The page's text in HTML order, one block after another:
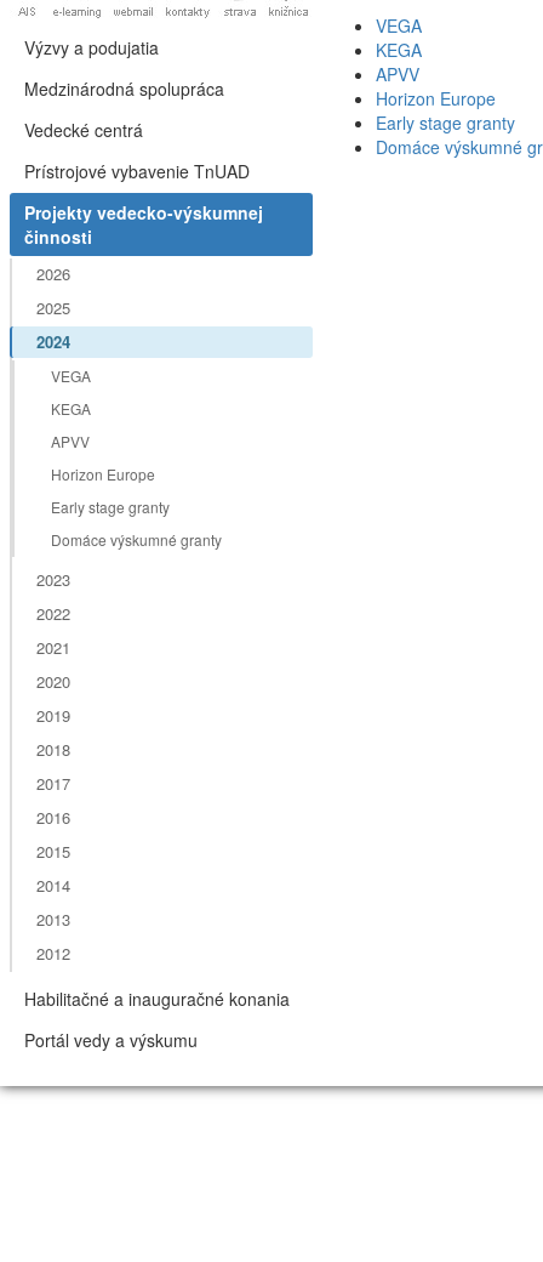
VEGA
KEGA
APVV
Horizon Europe
Early stage granty
Domáce výskumné
Výzvy a podujatia
Medzinárodná spolupráca
Vedecké centrá
Prístrojové vybavenie TnUAD
Projekty vedecko-výskumnej
činnosti
2026
2025
2024
VEGA
KEGA
APVV
Horizon Europe
Early stage granty
Domáce výskumné granty
2023
2022
2021
2020
2019
2018
2017
2016
2015
2014
2013
2012
Habilitačné a inauguračné konania
Portál vedy a výskumu